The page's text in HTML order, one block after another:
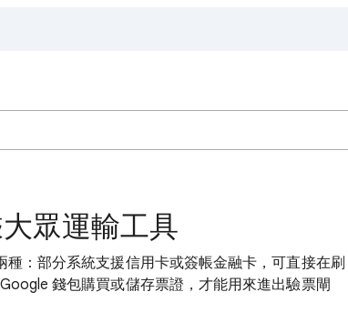
眾運輸工具
：部分系統支援信用卡或簽帳金融卡，可直接在刷
錢包購買或儲存票證，才能用來進出驗票閘